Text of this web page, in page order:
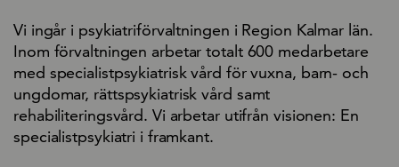
Vi ingår i psykiatriförvaltningen i Region Kalmar län.
Inom förvaltningen arbetar totalt 600 medarbetare
med specialistpsykiatrisk vård för vuxna, barn- och
ungdomar, rättspsykiatrisk vård samt
rehabiliteringsvård. Vi arbetar utifrån visionen: En
specialistpsykiatri i framkant.